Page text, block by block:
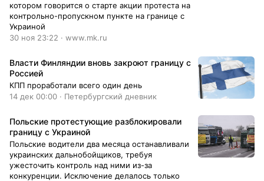
котором говорится о старте акции протеста на
контрольно-пропускном пункте на границе с
Украиной
30 ноя 23:22 · www.mk.ru
Власти Финляндии вновь закроют границу с
Россией
КПП проработали всего один день
14 дек 00:00 · Петербургский дневник
Польские протестующие разблокировали
границу с Украиной
Польские водители два месяца останавливали
украинских дальнобойщиков, требуя
ужесточить контроль над ними из-за
конкуренции. Исключение делалось только